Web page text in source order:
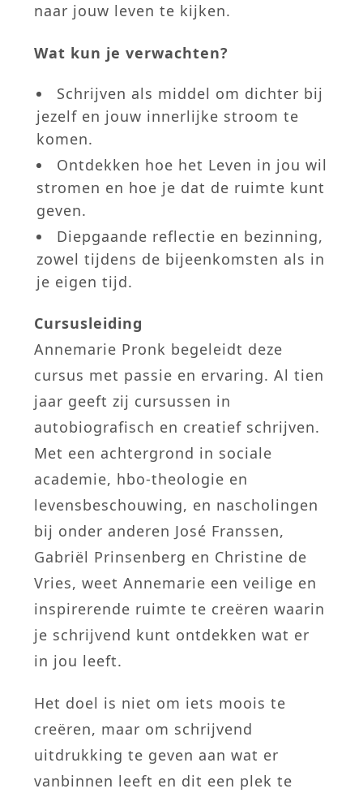
naar jouw leven te kijken.
Wat kun je verwachten?
Schrijven als middel om dichter bij
jezelf en jouw innerlijke stroom te
komen.
Ontdekken hoe het Leven in jou wil
stromen en hoe je dat de ruimte kunt
geven.
Diepgaande reflectie en bezinning,
zowel tijdens de bijeenkomsten als in
je eigen tijd.
Cursusleiding
Annemarie Pronk begeleidt deze
cursus met passie en ervaring. Al tien
jaar geeft zij cursussen in
autobiografisch en creatief schrijven.
Met een achtergrond in sociale
academie, hbo-theologie en
levensbeschouwing, en nascholingen
bij onder anderen José Franssen,
Gabriël Prinsenberg en Christine de
Vries, weet Annemarie een veilige en
inspirerende ruimte te creëren waarin
je schrijvend kunt ontdekken wat er
in jou leeft.
Het doel is niet om iets moois te
creëren, maar om schrijvend
uitdrukking te geven aan wat er
vanbinnen leeft en dit een plek te